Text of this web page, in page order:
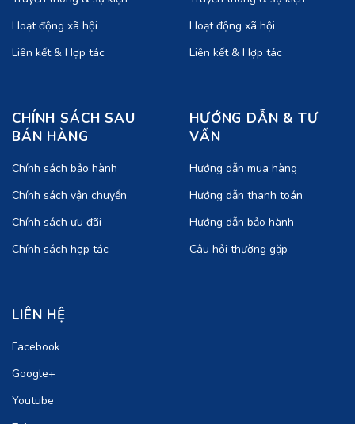
Hoạt động xã hội
Liên kết & Hợp tác
Hoạt động xã hội
Liên kết & Hợp tác
CHÍNH SÁCH SAU
BÁN HÀNG
Chính sách bảo hành
Chính sách vận chuyển
Chính sách ưu đãi
Chính sách hợp tác
HƯỚNG DẪN & TƯ
VẤN
Hướng dẫn mua hàng
Hướng dẫn thanh toán
Hướng dẫn bảo hành
Câu hỏi thường gặp
LIÊN HỆ
Facebook
Google+
Youtube